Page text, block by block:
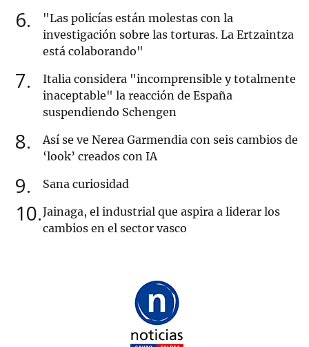
6
"Las policías están molestas con la
investigación sobre las torturas. La Ertzaintza
está colaborando"
7
Italia considera "incomprensible y totalmente
inaceptable" la reacción de España
suspendiendo Schengen
8
Así se ve Nerea Garmendia con seis cambios de
‘look’ creados con IA
9 Sana curiosidad
10 Jainaga, el industrial que aspira a liderar los
cambios en el sector vasco